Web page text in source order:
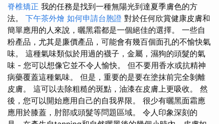
脊椎矯正 我的任務是找到一種無陽光到達夏季膚色的方
法。 下午茶外燴 如何申請台胞證 對於任何欣賞健康皮膚和
簡單應用的人來說，曬黑霜都是一個絕佳的選擇。 一些自
粉產品，尤其是廉價產品，可能會有幾百個面孔的不愉快氣
味。 這種氣味類似於用過的襪子，金屬，濕狗的頭髮的氣
味 - 您可以想像它並不令人愉快。 但不要用香水或抗精神
病藥覆蓋這種氣味。 但是，重要的是要在塗抹前完全剝離
皮膚。 這可以去除粗糙的斑點，油漆在皮膚上更吸收。 然
後，您可以開始應用自己的自我界限。 很少有曬黑面霜應
應用於膝蓋，肘部或頭髮等問題區​​域。 令人印象深刻的